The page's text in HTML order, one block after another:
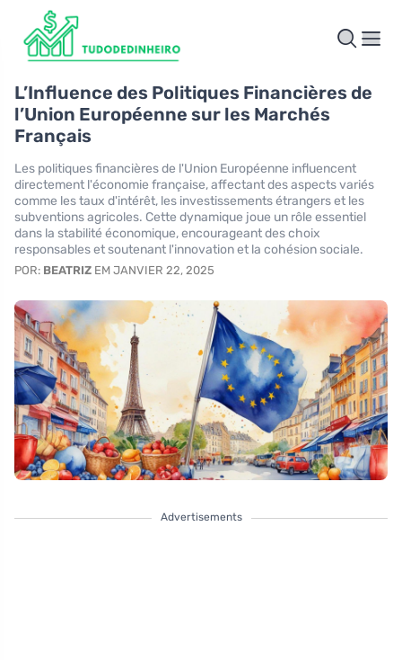
L’Influence des Politiques Financières de
l’Union Européenne sur les Marchés
Français
Les politiques financières de l'Union Européenne influencent
directement l'économie française, affectant des aspects variés
comme les taux d'intérêt, les investissements étrangers et les
subventions agricoles. Cette dynamique joue un rôle essentiel
dans la stabilité économique, encourageant des choix
responsables et soutenant l'innovation et la cohésion sociale.
POR: BEATRIZ EM JANVIER 22, 2025
Advertisements